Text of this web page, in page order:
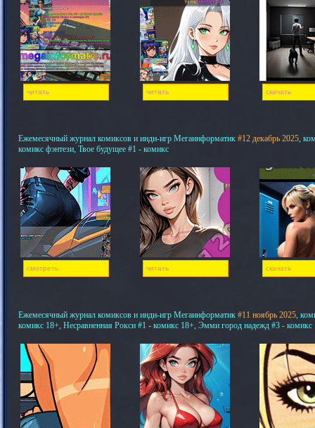
читать читать скачать
Ежемесячный журнал комиксов и инди-игр Мегаинформатик #12 декабрь 2025,
комикс фэнтези, Твое будущее #1 - комикс
смотреть читать скачать
Ежемесячный журнал комиксов и инди-игр Мегаинформатик #11 ноябрь 2025,
комикс 18+, Несравненная Рокси #1 - комикс 18+, Эмми город надежд #3 - комикс